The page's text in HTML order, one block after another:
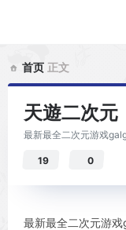
首页 正文
天遊二次元
最新最全二次元游戏
19 0
最新最全二次元游戏